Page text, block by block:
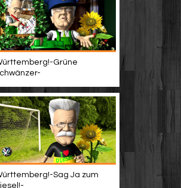
Grüne
Sag Ja zum